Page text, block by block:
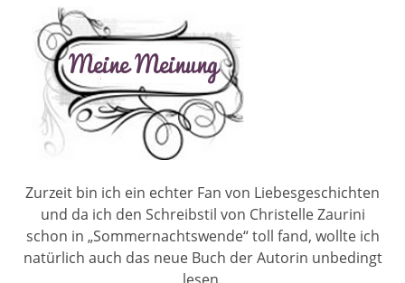
Zurzeit bin ich ein echter Fan von Liebesgeschichten
und da ich den Schreibstil von Christelle Zaurini
schon in „Sommernachtswende“ toll fand, wollte ich
natürlich auch das neue Buch der Autorin unbedingt